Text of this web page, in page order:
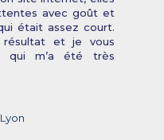
avec goût et
était assez court.
et je vous
qui m’a été très